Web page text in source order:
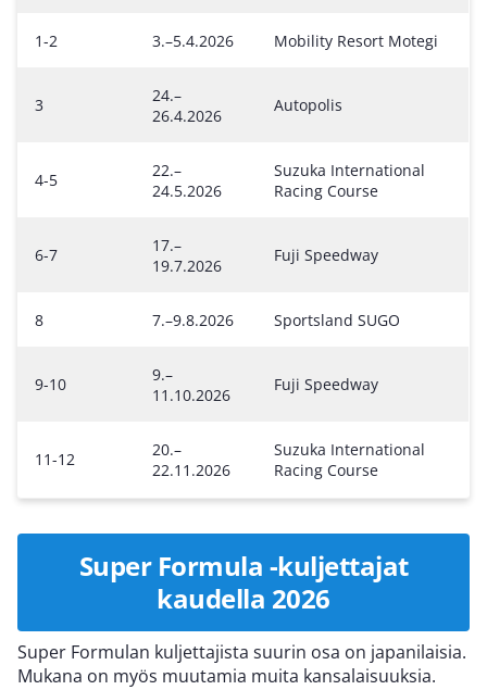
1-2 3.–5.4.2026 Mobility Resort Motegi
3
24.–
26.4.2026
Autopolis
4-5
22.–
24.5.2026
Suzuka International
Racing Course
6-7
17.–
19.7.2026
Fuji Speedway
8 7.–9.8.2026 Sportsland SUGO
9-10
9.–
11.10.2026
Fuji Speedway
11-12
20.–
22.11.2026
Suzuka International
Racing Course
Super Formula -kuljettajat
kaudella 2026
Super Formulan kuljettajista suurin osa on japanilaisia.
Mukana on myös muutamia muita kansalaisuuksia.